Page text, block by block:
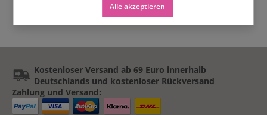
Kostenloser Versand ab 69 Euro innerhalb
Deutschlands und kostenloser Rückversand
Zahlung und Versand:
Alle akzeptieren